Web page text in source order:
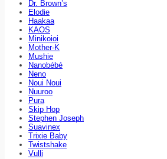
Dr. Brown’s
Elodie
Haakaa
KAOS
Minikoioi
Mother-K
Mushie
Nanobébé
Neno
Noui Noui
Nuuroo
Pura
Skip Hop
Stephen Joseph
Suavinex
Trixie Baby
Twistshake
Vulli